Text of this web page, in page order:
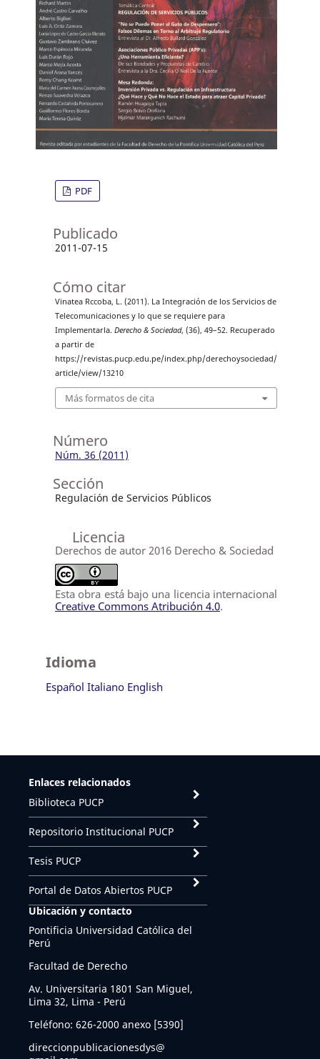
PDF
Publicado
2011-07-15
Cómo citar
Vinatea Rccoba, L. (2011). La Integración de los Servicios de
Telecomunicaciones y lo que se requiere para
Implementarla. Derecho & Sociedad, (36), 49–52. Recuperado
a partir de
https://revistas.pucp.edu.pe/index.php/derechoysociedad/
article/view/13210
Más formatos de cita
Número
Núm. 36 (2011)
Sección
Regulación de Servicios Públicos
Licencia
Derechos de autor 2016 Derecho & Sociedad
Esta obra está bajo una licencia internacional
Creative Commons Atribución 4.0.
Idioma
Español Italiano English
Enlaces relacionados
Biblioteca PUCP
Repositorio Institucional PUCP
Tesis PUCP
Portal de Datos Abiertos PUCP
Ubicación y contacto
Pontificia Universidad Católica del
Perú
Facultad de Derecho
Av. Universitaria 1801 San Miguel,
Lima 32, Lima - Perú
Teléfono: 626-2000 anexo [5390]
direccionpublicacionesdys@